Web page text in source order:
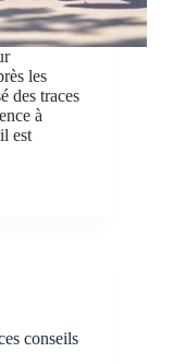
les
des traces
à
est
conseils